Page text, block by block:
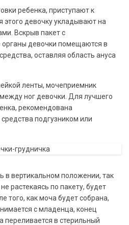
ребенка, приступают к
девочку укладывают на
Вскрыв пакет с
девочки помещаются в
оставляя область ануса
ленты, мочеприемник
ног девочки. Для лучшего
рекомендована
подгузником или
в вертикальном положении, так
растекаясь по пакету, будет
того, как моча будет собрана,
с младенца, конец
переливается в стерильный